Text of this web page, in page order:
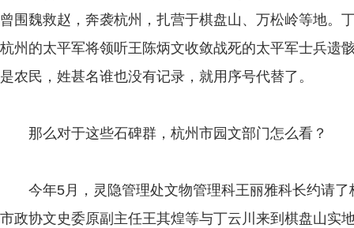
曾围魏救赵，奔袭杭州，扎营于棋盘山、万松岭等地。
杭州的太平军将领听王陈炳文收敛战死的太平军士兵遗
是农民，姓甚名谁也没有记录，就用序号代替了。
那么对于这些石碑群，杭州市园文部门怎么看？
今年5月，灵隐管理处文物管理科王丽雅科长约请了
市政协文史委原副主任王其煌等与丁云川来到棋盘山实